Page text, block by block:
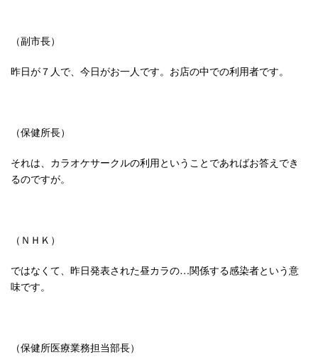
（副市長）
昨日が７人で、今日がお一人です。お店の中での利用者です。
（保健所長）
それは、カラオケサークルの利用ということであればお答えでき
るのですが。
（ＮＨＫ）
ではなくて、昨日発表された昼カラの…関係する感染者という意
味です。
（保健所医療業務担当部長）